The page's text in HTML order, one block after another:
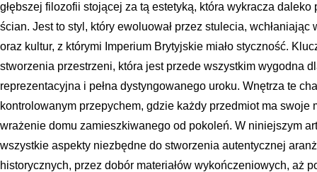
głębszej filozofii stojącej za tą estetyką, która wykracza
ścian. Jest to styl, który ewoluował przez stulecia, wchłaniając
oraz kultur, z którymi Imperium Brytyjskie miało styczność.
stworzenia przestrzeni, która jest przede wszystkim wygodna
reprezentacyjna i pełna dystyngowanego uroku. Wnętrza te
kontrolowanym przepychem, gdzie każdy przedmiot ma swoje
wrażenie domu zamieszkiwanego od pokoleń. W niniejszym
wszystkie aspekty niezbędne do stworzenia autentycznej
historycznych, przez dobór materiałów wykończeniowych, aż